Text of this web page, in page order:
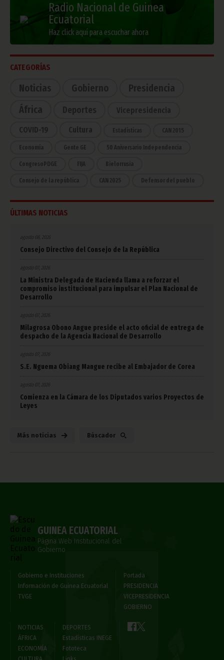
Radio Nacional de Guinea
Ecuatorial
Haz click aquí para escuchar ahora
CATEGORÍAS
Noticias Gobierno
Presidencia
África
Deportes Vicepresidencia
COVID-19 Cultura Estadísticas CAN 2015
Economía Gente GE 50 Aniversario Independencia
CongresoPDGE FIJA Bielorrusia
Consejo de la república CAN 2025 Defensor del pueblo
ÚLTIMAS NOTICIAS
Consejo Directivo del Consejo de la República
agosto 07, 2026
La Ministra Delegada de Hacienda llama a reforzar el
compromiso institucional para impulsar el Plan Nacional de
Desarrollo
agosto 07, 2026
Milagrosa Obono Angue preside el acto oficial de entrega de
despacho de la Agencia Nacional de Desarrollo
agosto 07, 2026
S.E. Nguema Obiang Mangue recibe al Embajador de Corea
agosto 07, 2026
Comienza en la Cámara de los Diputados varios Proyectos de
Leyes
Más noticias Búscador
GUINEA ECUATORIAL
Página Web Institucional del
Gobierno
Gobierno e Instituciones
Información de Guinea Ecuatorial
TVGE
Portada
PRESIDENCIA
VICEPRESIDENCIA
GOBIERNO
NOTICIAS
ÁFRICA
ECONOMÍA
DEPORTES
Estadísticas INEGE
Fototeca